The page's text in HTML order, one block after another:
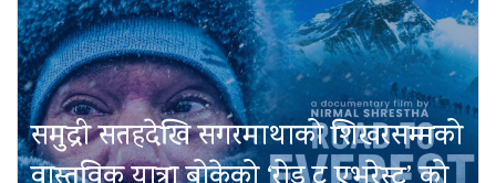
समुद्री सतहदेखि सगरमाथाको शिखरसम्मको